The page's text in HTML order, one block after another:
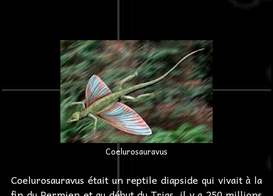
Coelurosauravus
Coelurosauravus était un reptile diapside qui vivait à la